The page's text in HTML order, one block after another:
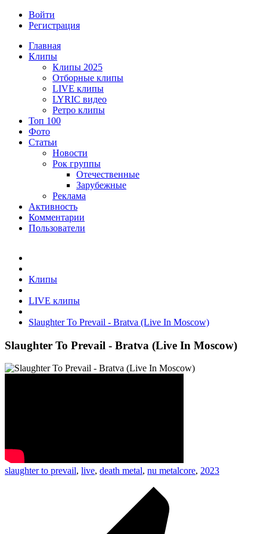
Войти
Регистрация
Главная
Клипы
Клипы 2025
Отборные клипы
LIVE клипы
LYRIC видео
Ретро клипы
Топ 100
Фото
Статьи
Новости
Рок группы
Отечественные
Зарубежные
Реклама
Активность
Комментарии
Пользователи
Клипы
LIVE клипы
Slaughter To Prevail - Bratva (Live In Moscow)
Slaughter To Prevail - Bratva (Live In Moscow)
slaughter to prevail, live, death metal, nu metalcore, 2023